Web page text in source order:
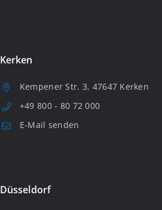
Kerken
Kempener Str. 3, 47647 Kerken
+49 800 - 80 72 000
E-Mail senden
Düsseldorf